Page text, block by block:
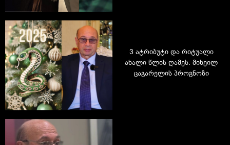
3 ატრიბუტი და რიტუალი
ახალი წლის ღამეს: მიხეილ
ცაგარელის პროგნოზი